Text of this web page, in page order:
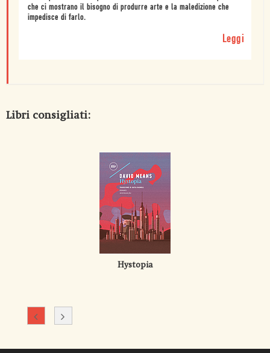
che ci mostrano il bisogno di produrre arte e la maledizione che
impedisce di farlo.
Leggi
Libri consigliati:
Hystopia